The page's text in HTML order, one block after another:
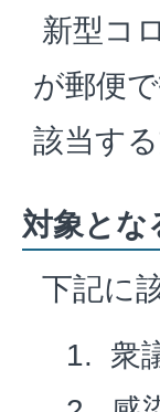
新型コ
が郵便
該当す
対象とな
下記に
衆